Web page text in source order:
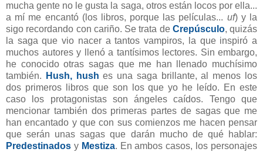
mucha gente no le gusta la saga, otros están locos por ella...
a mí me encantó (los libros, porque las películas... uf) y la
sigo recordando con cariño. Se trata de Crepúsculo, quizás
la saga que vio nacer a tantos vampiros, la que inspiró a
muchos autores y llenó a tantísimos lectores. Sin embargo,
he conocido otras sagas que me han llenado muchísimo
también.
Hush, hushes una saga brillante, al menos los
dos primeros libros que son los que yo he leído. En este
caso los protagonistas son ángeles caídos. Tengo que
mencionar también dos primeras partes de sagas que me
han encantado y que con sus comienzos me hacen pensar
que serán unas sagas que darán mucho de qué hablar:
Predestinados y Mestiza. En ambos casos, los personajes